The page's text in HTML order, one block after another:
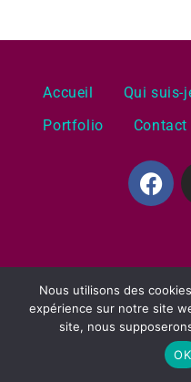
Accueil Qui suis-
Portfolio
Contact
Nous utilisons des
expérience sur notre site
site, nous
OK